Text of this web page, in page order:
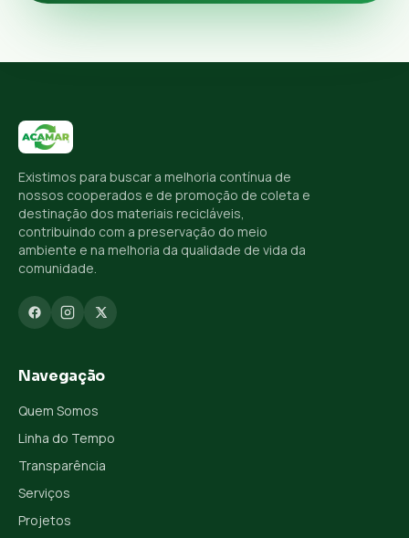
Existimos para buscar a melhoria contínua de
nossos cooperados e de promoção de coleta e
destinação dos materiais recicláveis,
contribuindo com a preservação do meio
ambiente e na melhoria da qualidade de vida da
comunidade.
Navegação
Quem Somos
Linha do Tempo
Transparência
Serviços
Projetos